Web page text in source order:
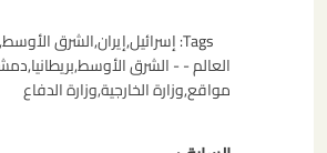
Tags: إسرائيل,إيران,الشرق الأوسط,
العالم - - الشرق الأوسط,بريطانيا,
مواقع,وزارة الخارجية,وزارة الدفاع